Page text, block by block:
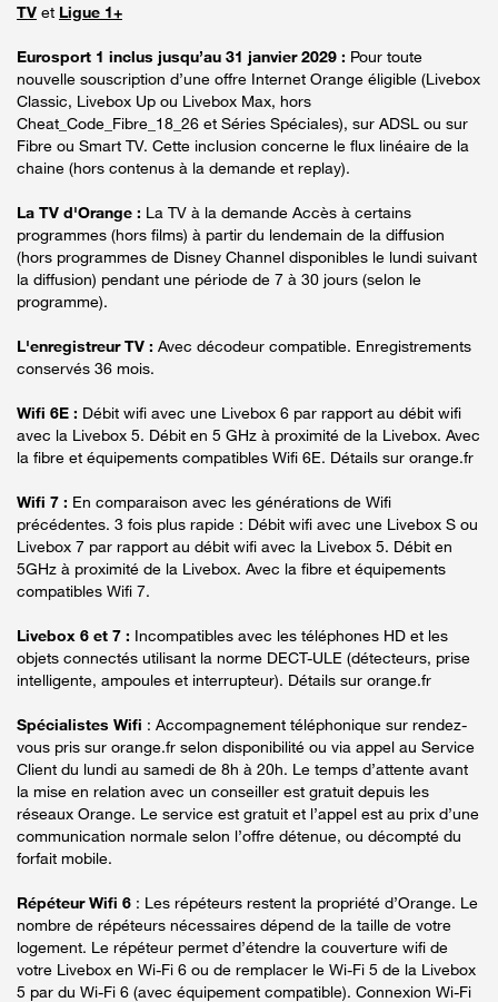
TV et Ligue 1+
Eurosport 1 inclus jusqu’au 31 janvier 2029 : Pour toute
nouvelle souscription d’une offre Internet Orange éligible (Livebox
Classic, Livebox Up ou Livebox Max, hors
Cheat_Code_Fibre_18_26 et Séries Spéciales), sur ADSL ou sur
Fibre ou Smart TV. Cette inclusion concerne le flux linéaire de la
chaine (hors contenus à la demande et replay).
La TV d'Orange : La TV à la demande Accès à certains
programmes (hors films) à partir du lendemain de la diffusion
(hors programmes de Disney Channel disponibles le lundi suivant
la diffusion) pendant une période de 7 à 30 jours (selon le
programme).
L'enregistreur TV : Avec décodeur compatible. Enregistrements
conservés 36 mois.
Wifi 6E : Débit wifi avec une Livebox 6 par rapport au débit wifi
avec la Livebox 5. Débit en 5 GHz à proximité de la Livebox. Avec
la fibre et équipements compatibles Wifi 6E. Détails sur orange.fr
Wifi 7 : En comparaison avec les générations de Wifi
précédentes. 3 fois plus rapide : Débit wifi avec une Livebox S ou
Livebox 7 par rapport au débit wifi avec la Livebox 5. Débit en
5GHz à proximité de la Livebox. Avec la fibre et équipements
compatibles Wifi 7.
Livebox 6 et 7 : Incompatibles avec les téléphones HD et les
objets connectés utilisant la norme DECT-ULE (détecteurs, prise
intelligente, ampoules et interrupteur). Détails sur orange.fr
Spécialistes Wifi : Accompagnement téléphonique sur rendez-
vous pris sur orange.fr selon disponibilité ou via appel au Service
Client du lundi au samedi de 8h à 20h. Le temps d’attente avant
la mise en relation avec un conseiller est gratuit depuis les
réseaux Orange. Le service est gratuit et l’appel est au prix d’une
communication normale selon l’offre détenue, ou décompté du
forfait mobile.
Répéteur Wifi 6 : Les répéteurs restent la propriété d’Orange. Le
nombre de répéteurs nécessaires dépend de la taille de votre
logement. Le répéteur permet d’étendre la couverture wifi de
votre Livebox en Wi-Fi 6 ou de remplacer le Wi-Fi 5 de la Livebox
5 par du Wi-Fi 6 (avec équipement compatible). Connexion Wi-Fi